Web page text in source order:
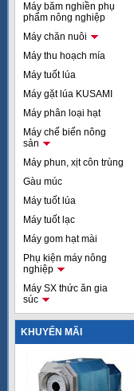
Máy băm nghiền phụ
phẩm nông nghiệp
Máy chăn nuôi
Máy thu hoạch mía
Máy tuốt lúa
Máy gặt lúa KUSAMI
Máy phân loại hạt
Máy chế biến nông
sản
Máy phun, xịt côn trùng
Gàu múc
Máy tuốt lúa
Máy tuốt lạc
Máy gom hạt mài
Phụ kiện máy nông
nghiệp
Máy SX thức ăn gia
súc
KHUYẾN MÃI